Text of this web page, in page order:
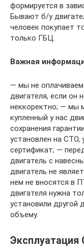
формируется в
Бывают б/у
человек покупает
только ГБЦ.
Важная
— мы не
двигателя, если он
неккоректно; — мы
купленный у нас
сохранения
установлен на
сертификат; —
двигатель с
двигатель не
нем не вносятся в
двигателя нужна
установили другой
объему.
Эксплуатация